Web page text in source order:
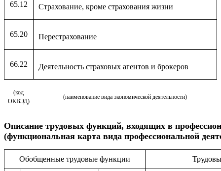
65.12 Страхование, кроме страхования жизни
65.20 Перестрахование
66.22 Деятельность страховых агентов и брокеров
(код
ОКВЭД)
(наименование вида экономической деятельности)
Описание трудовых функций, входящих в
(функциональная карта вида профессиональной
Обобщенные трудовые функции